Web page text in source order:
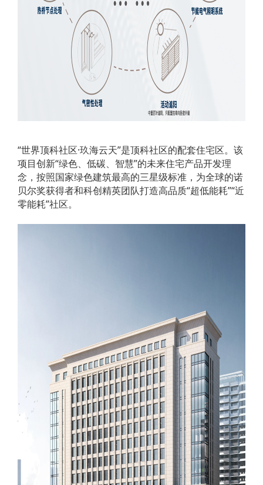
“世界顶科社区·玖海云天”是顶科社区的配套住宅区。该
项目创新“绿色、低碳、智慧”的未来住宅产品开发理
念，按照国家绿色建筑最高的三星级标准，为全球的诺
贝尔奖获得者和科创精英团队打造高品质“超低能耗”“近
零能耗”社区。